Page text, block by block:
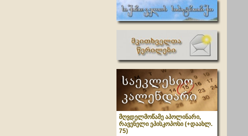
მღვდელმოწამე აპოლინარი,
რავენელი ეპისკოპოსი (+დაახლ.
75)